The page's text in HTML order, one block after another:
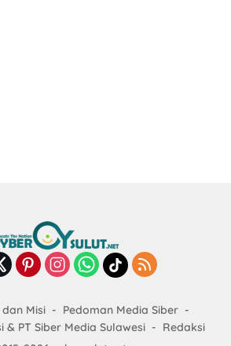
dan Misi
Pedoman Media Siber
& PT Siber Media Sulawesi
Redaksi